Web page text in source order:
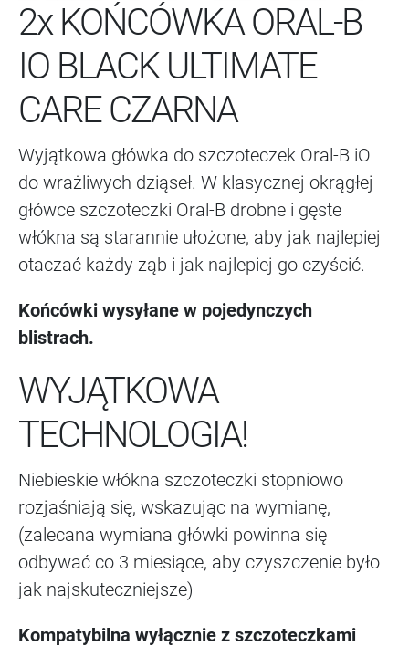
2x KOŃCÓWKA ORAL-B
IO BLACK ULTIMATE
CARE CZARNA
Wyjątkowa główka do szczoteczek Oral-B iO
do wrażliwych dziąseł. W klasycznej okrągłej
główce szczoteczki Oral-B drobne i gęste
włókna są starannie ułożone, aby jak najlepiej
otaczać każdy ząb i jak najlepiej go czyścić.
Końcówki wysyłane w pojedynczych
blistrach.
WYJĄTKOWA
TECHNOLOGIA!
Niebieskie włókna szczoteczki stopniowo
rozjaśniają się, wskazując na wymianę,
(zalecana wymiana główki powinna się
odbywać co 3 miesiące, aby czyszczenie było
jak najskuteczniejsze)
Kompatybilna wyłącznie z szczoteczkami